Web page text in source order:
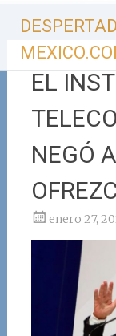
contenido
EL
NEGÓ
enero 27,